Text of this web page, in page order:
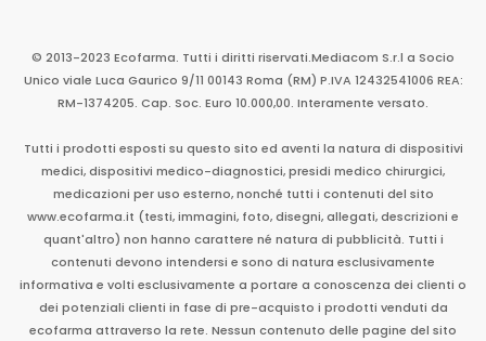
© 2013-2023 Ecofarma. Tutti i diritti riservati.Mediacom S.r.l a Socio
Unico viale Luca Gaurico 9/11 00143 Roma (RM) P.IVA 12432541006 REA:
RM-1374205. Cap. Soc. Euro 10.000,00. Interamente versato.
Tutti i prodotti esposti su questo sito ed aventi la natura di dispositivi
medici, dispositivi medico-diagnostici, presidi medico chirurgici,
medicazioni per uso esterno, nonché tutti i contenuti del sito
www.ecofarma.it (testi, immagini, foto, disegni, allegati, descrizioni e
quant'altro) non hanno carattere né natura di pubblicità. Tutti i
contenuti devono intendersi e sono di natura esclusivamente
informativa e volti esclusivamente a portare a conoscenza dei clienti o
dei potenziali clienti in fase di pre-acquisto i prodotti venduti da
ecofarma attraverso la rete. Nessun contenuto delle pagine del sito